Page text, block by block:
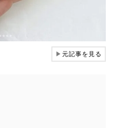
▶元記事を見る